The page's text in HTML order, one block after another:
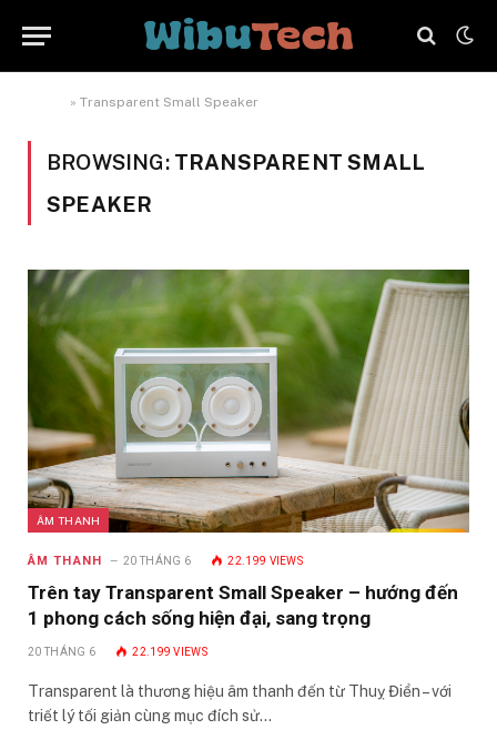
» Transparent Small Speaker
BROWSING: TRANSPARENT SMALL
SPEAKER
ÂM THANH
ÂM THANH 20 THÁNG 6 22.199 VIEWS
Trên tay Transparent Small Speaker – hướng đến
1 phong cách sống hiện đại, sang trọng
20 THÁNG 6 22.199VIEWS
Transparent là thương hiệu âm thanh đến từ Thuỵ Điển – với
triết lý tối giản cùng mục đích sử…